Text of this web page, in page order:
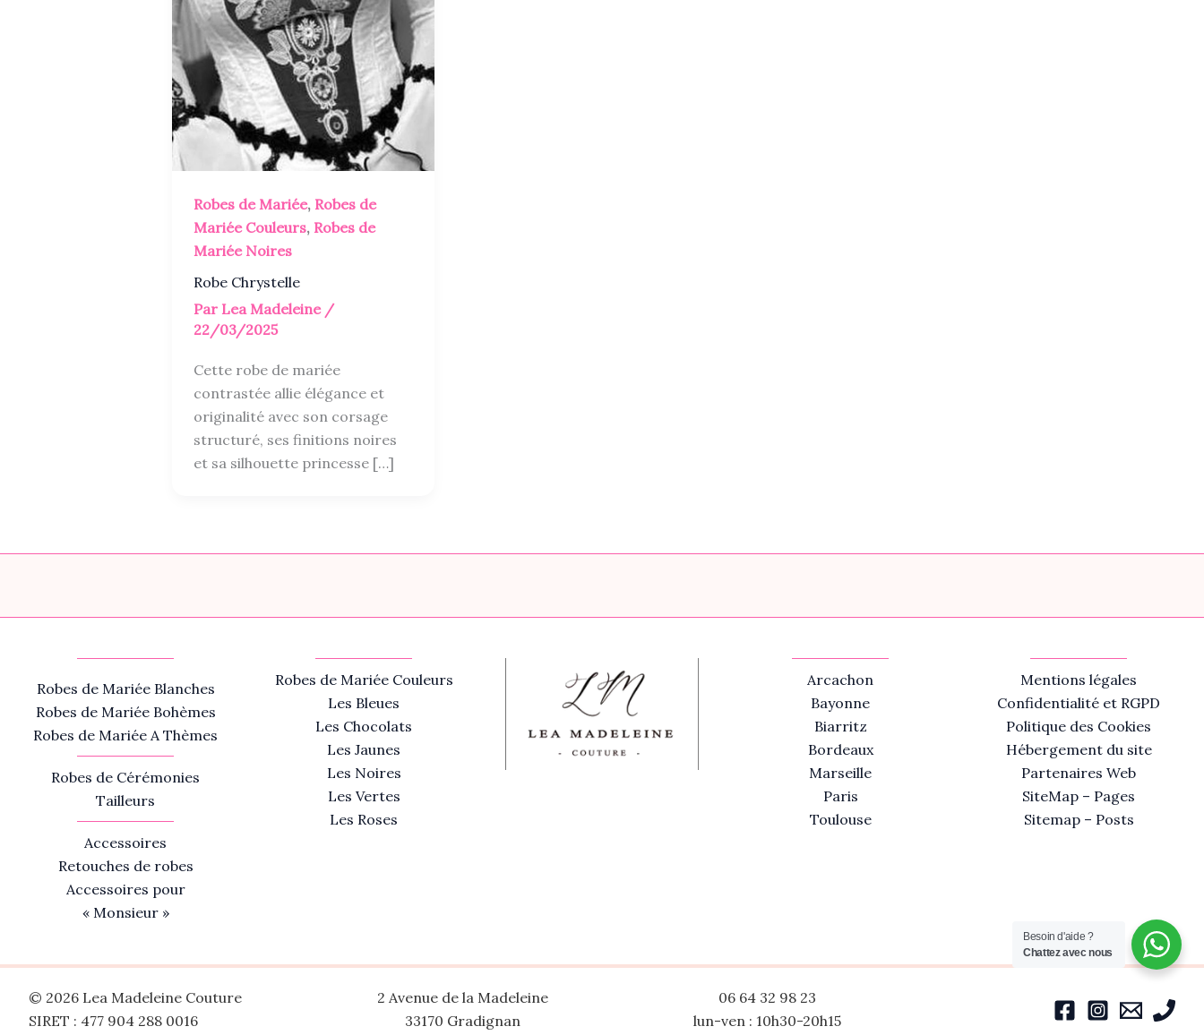
Robes de Mariée, Robes de
Mariée Couleurs, Robes de
Mariée Noires
Robe Chrystelle
Par Lea Madeleine /
22/03/2025
Cette robe de mariée
contrastée allie élégance et
originalité avec son corsage
structuré, ses finitions noires
et sa silhouette princesse […]
Robes de Mariée Blanches
Robes de Mariée Bohèmes
Robes de Mariée A Thèmes
Robes de Cérémonies
Tailleurs
Accessoires
Retouches de robes
Accessoires pour
« Monsieur »
Robes de Mariée Couleurs
Les Bleues
Les Chocolats
Les Jaunes
Les Noires
Les Vertes
Les Roses
Arcachon
Bayonne
Biarritz
Bordeaux
Marseille
Paris
Toulouse
Mentions légales
Confidentialité et RGPD
Politique des Cookies
Hébergement du site
Partenaires Web
SiteMap – Pages
Sitemap – Posts
© 2026 Lea Madeleine Couture
SIRET : 477 904 288 0016
2 Avenue de la Madeleine
33170 Gradignan
06 64 32 98 23
lun-ven : 10h30-20h15
Besoin d'aide ?
Chattez avec nous